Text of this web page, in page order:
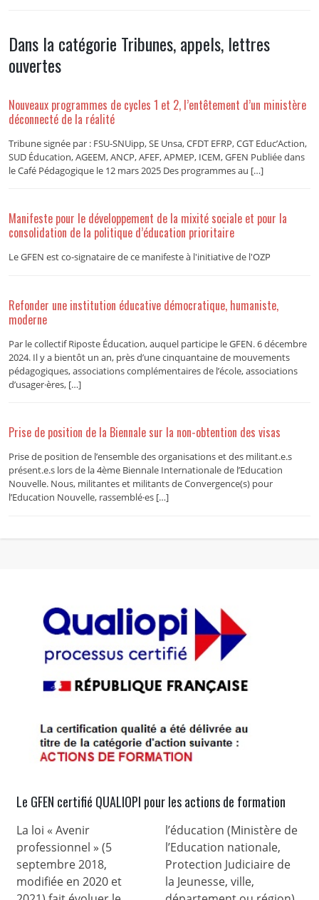
Dans la catégorie Tribunes, appels, lettres
ouvertes
Nouveaux programmes de cycles 1 et 2, l’entêtement d’un ministère
déconnecté de la réalité
Tribune signée par : FSU-SNUipp, SE Unsa, CFDT EFRP, CGT Educ’Action,
SUD Éducation, AGEEM, ANCP, AFEF, APMEP, ICEM, GFEN Publiée dans
le Café Pédagogique le 12 mars 2025 Des programmes au […]
Manifeste pour le développement de la mixité sociale et pour la
consolidation de la politique d’éducation prioritaire
Le GFEN est co-signataire de ce manifeste à l'initiative de l'OZP
Refonder une institution éducative démocratique, humaniste,
moderne
Par le collectif Riposte Éducation, auquel participe le GFEN. 6 décembre
2024. Il y a bientôt un an, près d’une cinquantaine de mouvements
pédagogiques, associations complémentaires de l’école, associations
d’usager·ères, […]
Prise de position de la Biennale sur la non-obtention des visas
Prise de position de l’ensemble des organisations et des militant.e.s
présent.e.s lors de la 4ème Biennale Internationale de l’Education
Nouvelle. Nous, militantes et militants de Convergence(s) pour
l’Education Nouvelle, rassemblé·es […]
Le GFEN certifié QUALIOPI pour les actions de formation
La loi « Avenir
professionnel » (5
septembre 2018,
modifiée en 2020 et
l’éducation (Ministère de
l’Education nationale,
Protection Judiciaire de
la Jeunesse, ville,